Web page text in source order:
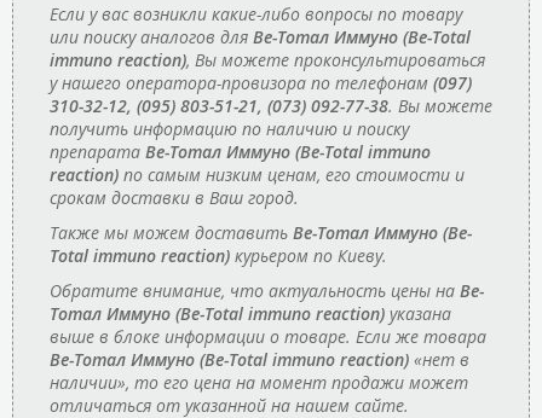
Если у вас возникли какие-либо вопросы по товару
или поиску аналогов для Ве-Тотал Иммуно (Be-Total
immuno reaction), Вы можете проконсультироваться
у нашего оператора-провизора по телефонам (097)
310-32-12, (095) 803-51-21, (073) 092-77-38. Вы можете
получить информацию по наличию и поиску
препарата Ве-Тотал Иммуно (Be-Total immuno
reaction) по самым низким ценам, его стоимости и
срокам доставки в Ваш город.
Также мы можем доставить Ве-Тотал Иммуно (Be-
Total immuno reaction) курьером по Киеву.
Обратите внимание, что актуальность цены на Ве-
Тотал Иммуно (Be-Total immuno reaction) указана
выше в блоке информации о товаре. Если же товара
Ве-Тотал Иммуно (Be-Total immuno reaction) «нет в
наличии», то его цена на момент продажи может
отличаться от указанной на нашем сайте.